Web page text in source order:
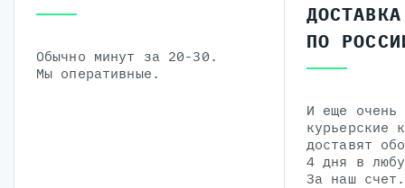
Обычно минут за 20-30.
Мы оперативные.
ДОСТАВКА
ПО
И еще очень
курьерские
доставят
4 дня в
За наш счет.